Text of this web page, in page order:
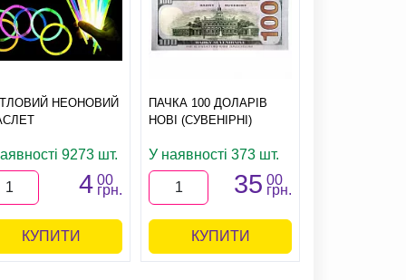
НЕОНОВИЙ
9273 шт.
4 00
грн.
КУПИТИ
ПАЧКА 100 ДОЛАРІВ
НОВІ (СУВЕНІРНІ)
У наявності 373 шт.
35 00
грн.
КУПИТИ